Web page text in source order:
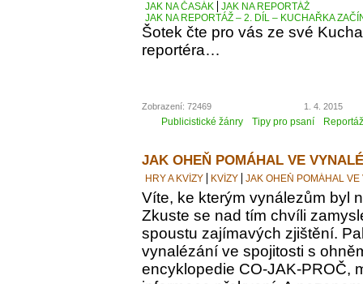
JAK NA ČASÁK
JAK NA REPORTÁŽ
JAK NA REPORTÁŽ – 2. DÍL – KUCHAŘKA
Šotek čte pro vás ze své
reportéra…
Zobrazení: 72469 1. 4. 2015
Publicistické žánry Tipy pro psaní Reportáž
JAK OHEŇ POMÁHAL VE
HRY A KVÍZY KVÍZY JAK OHEŇ POMÁHAL VE
Víte, ke kterým vynálezům byl
Zkuste se nad tím chvíli
spoustu zajímavých zjištění.
vynalézání ve spojitosti s
encyklopedie CO-JAK-PROČ,